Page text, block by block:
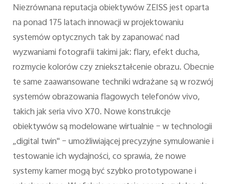
Niezrównana reputacja obiektywów ZEISS jest oparta
na ponad 175 latach innowacji w projektowaniu
systemów optycznych tak by zapanować nad
wyzwaniami fotografii takimi jak: flary, efekt ducha,
rozmycie kolorów czy zniekształcenie obrazu. Obecnie
te same zaawansowane techniki wdrażane są w rozwój
systemów obrazowania flagowych telefonów vivo,
takich jak seria vivo X70. Nowe konstrukcje
obiektywów są modelowane wirtualnie – w technologii
„digital twin" – umożliwiającej precyzyjne symulowanie i
testowanie ich wydajności, co sprawia, że nowe
systemy kamer mogą być szybko prototypowane i